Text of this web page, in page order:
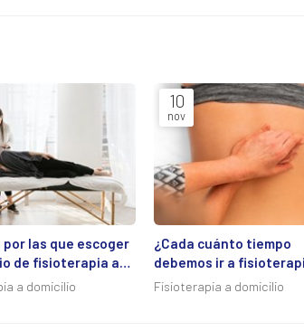
por las que escoger
de fisioterapia a
a domicilio
10
nov
¿Cada cuánto tiempo
debemos ir a
Fisioterapia a domicilio